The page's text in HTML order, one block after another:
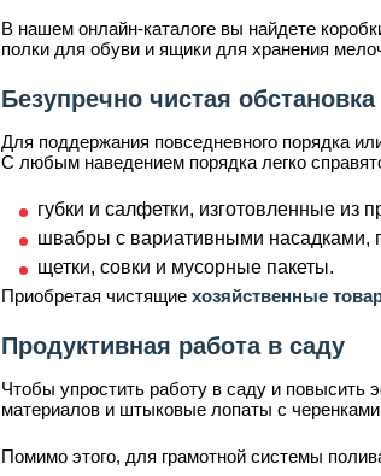
В нашем онлайн-каталоге вы найдете
полки для обуви и ящики для хранения
Безупречно чистая обстановка
Для поддержания повседневного порядка
С любым наведением порядка легко
губки и салфетки, изготовленные
швабры с вариативными насадками,
щетки, совки и мусорные пакеты.
Приобретая чистящие хозяйственные
Продуктивная работа в саду
Чтобы упростить работу в саду и повысить
материалов и штыковые лопаты с черенками
Помимо этого, для грамотной системы